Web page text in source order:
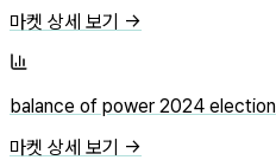
마켓 상세 보기 →
balance of power 2024 election
마켓 상세 보기 →